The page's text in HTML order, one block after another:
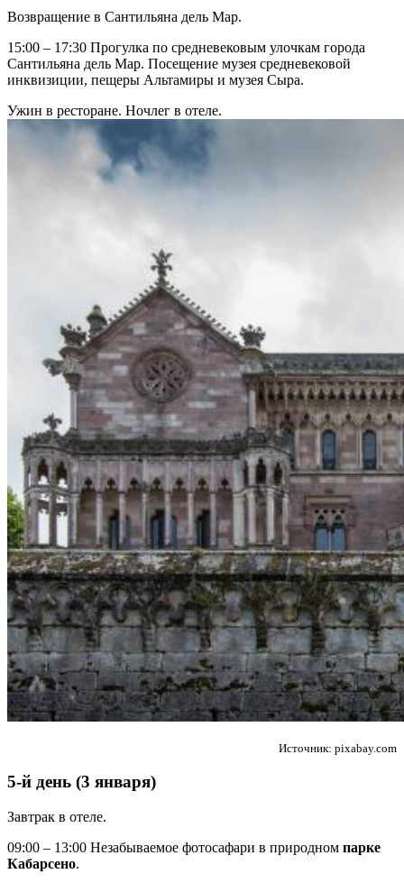
Возвращение в Сантильяна дель Мар.
15:00 – 17:30 Прогулка по средневековым улочкам города
Сантильяна дель Мар. Посещение музея средневековой
инквизиции, пещеры Альтамиры и музея Сыра.
Ужин в ресторане. Ночлег в отеле.
Источник: pixabay.com
5-й день (3 января)
Завтрак в отеле.
09:00 – 13:00 Незабываемое фотосафари в природном парке
Кабарсено.